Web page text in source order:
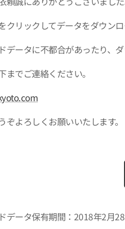
クリックしてデータをダウンロ
データに不都合があったり、
までご連絡ください。
ぞよろしくお願いいたします。
データ保有期間：2018年2月